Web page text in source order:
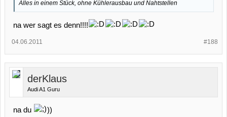
Alles in einem Stück, ohne Kühlerausbau und Nahtstellen
na wer sagt es denn!!!!
#188
04.06.2011
derKlaus
Audi A1 Guru
na du ))